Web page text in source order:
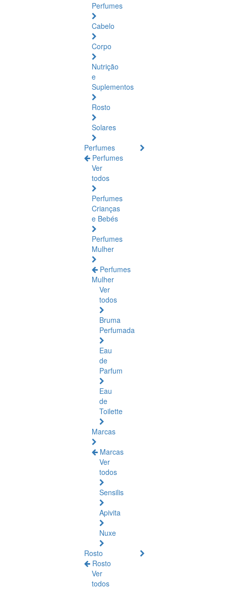
Perfumes
Cabelo
Corpo
Nutrição
e
Suplementos
Rosto
Solares
Perfumes
Perfumes
Ver
todos
Perfumes
Crianças
e Bebés
Perfumes
Mulher
Perfumes
Mulher
Ver
todos
Bruma
Perfumada
Eau
de
Parfum
Eau
de
Toilette
Marcas
Marcas
Ver
todos
Sensilis
Apivita
Nuxe
Rosto
Rosto
Ver
todos